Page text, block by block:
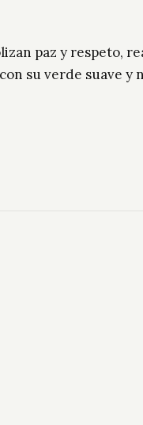
paz y respeto,
su verde suave